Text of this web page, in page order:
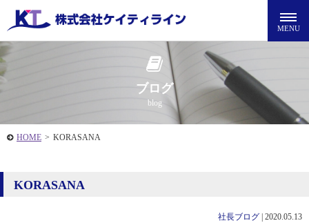
ブログ
blog
HOME > KORASANA
KORASANA
社長ブログ 2020.05.13